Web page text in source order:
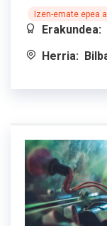
Izen-emate epea
Erakundea:
Herria: